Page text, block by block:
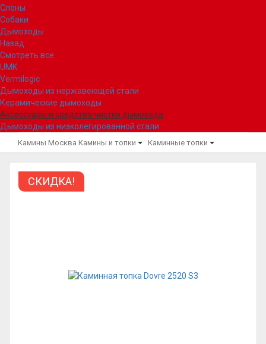
Слоны
Собаки
Дымоходы
Назад
Смотреть все
UMK
Vermilogic
Дымоходы из нержавеющей стали
Керамические дымоходы
Аксессуары и средства чистки дымохода
Дымоходы из низколегированной стали
Камины Москва Камины и топки Каминные топки
СКИДКА!